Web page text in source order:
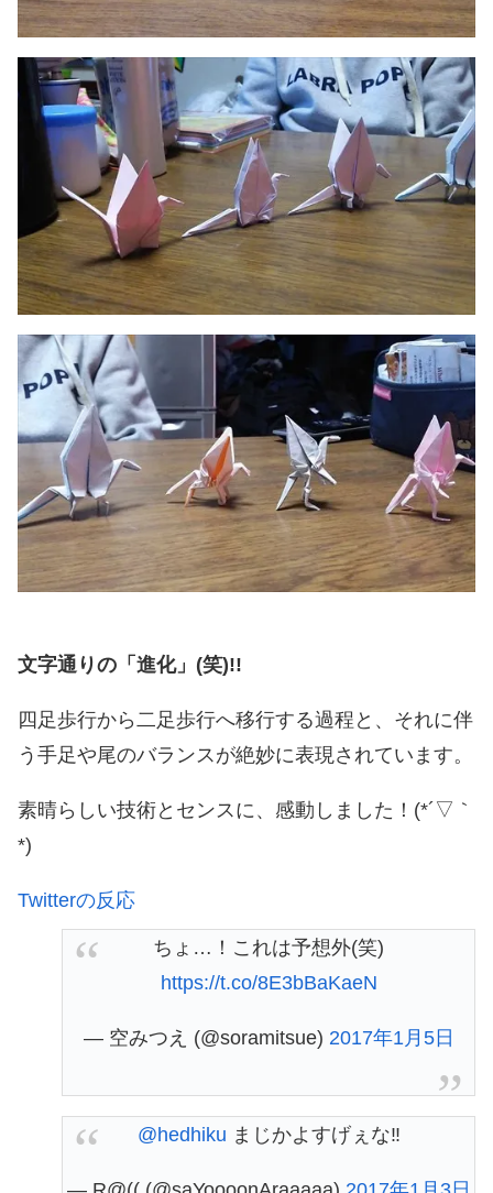
文字通りの「進化」(笑)!!
四足歩行から二足歩行へ移行する過程と、それに伴
う手足や尾のバランスが絶妙に表現されています。
素晴らしい技術とセンスに、感動しました！(*´▽｀
*)
Twitterの反応
ちょ…！これは予想外(笑)
https://t.co/8E3bBaKaeN
— 空みつえ (@soramitsue) 2017年1月5日
@hedhiku まじかよすげぇな‼